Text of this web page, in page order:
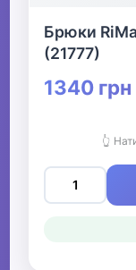
Брюки
(21777)
1340 грн
👆